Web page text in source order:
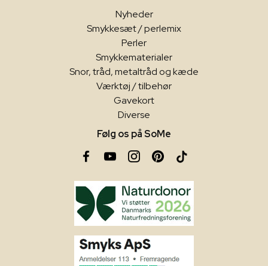
Nyheder
Smykkesæt / perlemix
Perler
Smykkematerialer
Snor, tråd, metaltråd og kæde
Værktøj / tilbehør
Gavekort
Diverse
Følg os på SoMe